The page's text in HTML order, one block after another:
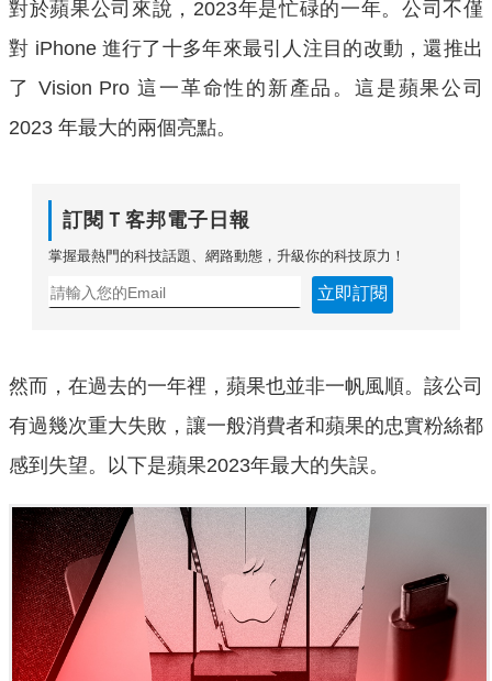
對於蘋果公司來說，2023年是忙碌的一年。公司不僅
對 iPhone 進行了十多年來最引人注目的改動，還推出
了 Vision Pro 這一革命性的新產品。這是蘋果公司
2023 年最大的兩個亮點。
訂閱Ｔ客邦電子日報
掌握最熱門的科技話題、網路動態，升級你的科技原力！
立即訂閱
然而，在過去的一年裡，蘋果也並非一帆風順。該公司
有過幾次重大失敗，讓一般消費者和蘋果的忠實粉絲都
感到失望。以下是蘋果2023年最大的失誤。